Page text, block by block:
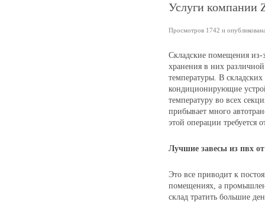
Услуги компании
Просмотров 1742 и
Складские помещения из-
хранения в них
температуры. В
кондиционирующие
температуру во всех
прибывает много
этой операции требуется
Лучшие завесы из пвх
Это все приводит к
помещениях, а
склад тратить большие